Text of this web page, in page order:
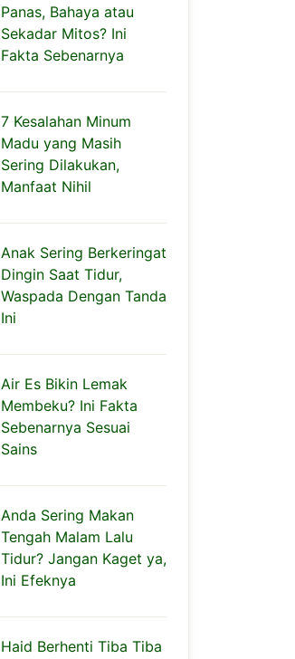
Panas, Bahaya atau
Sekadar Mitos? Ini
Fakta Sebenarnya
7 Kesalahan Minum
Madu yang Masih
Sering Dilakukan,
Manfaat Nihil
Anak Sering Berkeringat
Dingin Saat Tidur,
Waspada Dengan Tanda
Ini
Air Es Bikin Lemak
Membeku? Ini Fakta
Sebenarnya Sesuai
Sains
Anda Sering Makan
Tengah Malam Lalu
Tidur? Jangan Kaget ya,
Ini Efeknya
Haid Berhenti Tiba Tiba